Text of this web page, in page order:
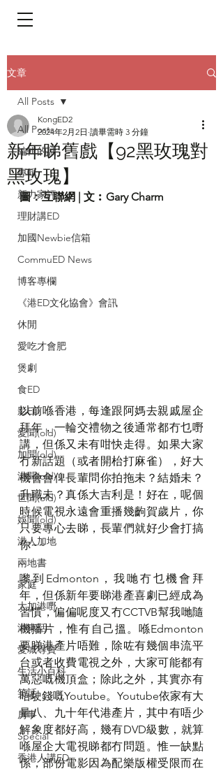
文章
All Posts
編輯的話
專輯
新力家評
理財講ED
加國Newbie信箱
CommuED News
博客專欄
《港ED文化協會》會訊
休閒
愛吃才會肥
煲劇
食ED
影ED
愛聞(old)
加聞(old)
港聞(old)
世聞(old)
娛聞(old)
港人加地
兩地書
家庭
大加港嘢
港東話
愛城尋寶
生活小百科
笑話
房事
Special
香港人講ED
All Posts
新年睇舊戲【92黑玫瑰對
黑玫瑰】
KongED2
2024年2月2日 讀畢需時 3 分鐘
圖：互聯網 | 文︰Gary Charm
以前喺香港，每逢跟阿媽去親戚屋企
拜年，一輪交禮物之後通常都冇乜嘢
講，但係又未有咁快走得。如果大家
冇新話題（或者開枱打麻雀），好大
機會會俾長輩問你拍拖未？結婚未？
升職未？真係大吉利是！好在，呢個
時候電視永遠會重播幾齣賀歲片，你
只要專心去睇，長輩們就好少會打搞
你~~
嚟到Edmonton，我哋冇乜機會拜
年，但係新年要睇港產喜劇已經成為
習慣，偏偏呢度又冇CCTVB幫我哋隨
機播片，惟有自己搵。喺Edmonton
要睇港產片唔難，除咗有幾個串流平
台或者收費電視之外，大家可能都有
萬惡嘅機頂盒；除此之外，其實亦有
唔駛錢嘅Youtube。Youtube依家有大
量八、九十年代港產片，其中有唔少
解象度都好高，幾有DVD級數，就算
喺屋企大電視睇都冇問題。惟一缺點
係，部份電影因為配樂版權受限而在